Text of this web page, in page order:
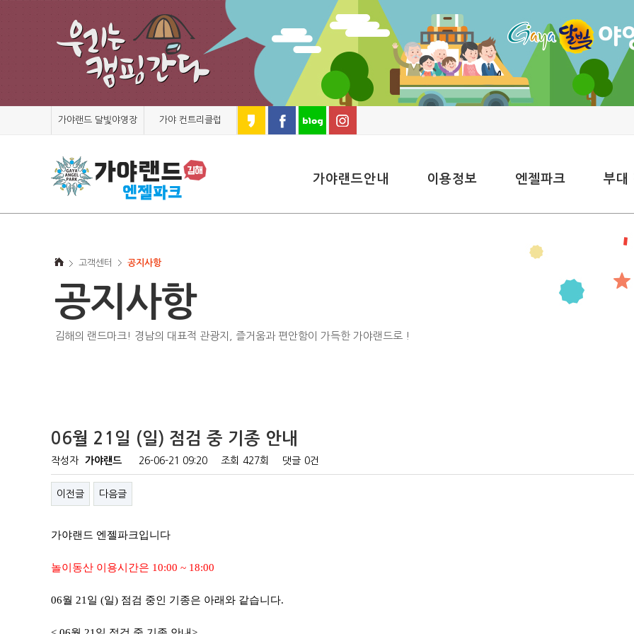
가야랜드 달빛야영장 가야 컨트리클럽
가야랜드안내 이용정보 엔젤파크 부대
고객센터 공지사항
공지사항
김해의 랜드마크! 경남의 대표적 관광지, 즐거움과 편안함이 가득한 가야랜드로 !
06월 21일 (일) 점검 중 기종 안내
작성자 가야랜드 26-06-21 09:20 조회 427회 댓글 0건
이전글 다음글
가야랜드 엔젤파크입니다
놀이동산 이용시간은 10:00 ~ 18:00
06월 21일 (일) 점검 중인 기종은 아래와 같습니다.